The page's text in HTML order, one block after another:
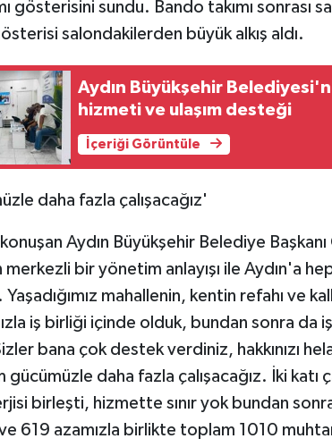
gösterisini sundu. Bando takımı sonrası
salondakilerden büyük alkış aldı.
Aydın Büyükşehir
hizmeti ve ulaşım desteği
İçeriği Görüntüle
daha fazla çalışacağız'
Aydın Büyükşehir Belediye
merkezli bir yönetim anlayışı ile Aydın'a
Yaşadığımız mahallenin, kentin refahı ve
iş birliği içinde olduk, bundan sonra da
bana çok destek verdiniz, hakkınızı
daha fazla çalışacağız. İki katı
birleşti, hizmette sınır yok bundan
ve 619 azamızla birlikte toplam 1010